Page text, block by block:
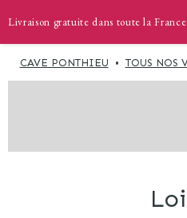
Livraison gratuite dans toute la
CAVE PONTHIEU • TOUS NOS